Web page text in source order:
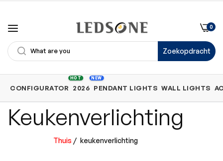
Zoekopdracht
0
Category
CONFIGURATOR
HOT
2026
NEW
PENDANT LIGHTS WALL LIGHTS
Keukenverlichting
Thuis / keukenverlichting